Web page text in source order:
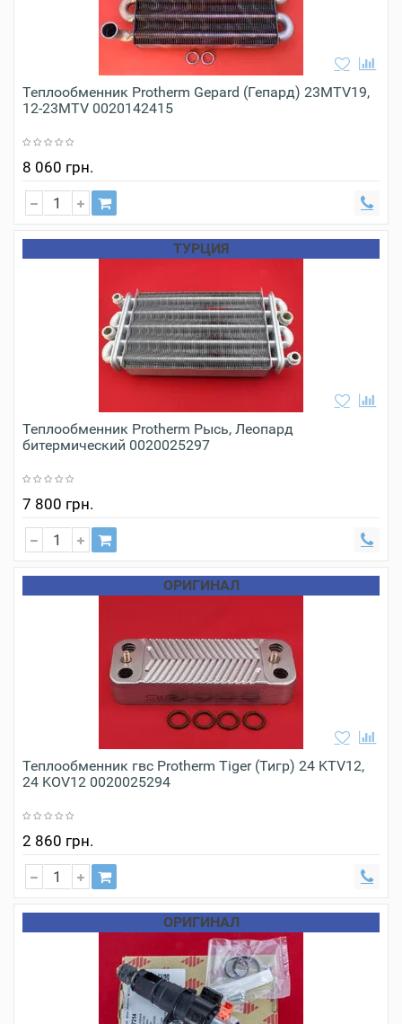
Теплообменник Protherm Gepard (Гепард) 23MTV19,
12-23MTV 0020142415
8 060 грн.
ТУРЦИЯ
Теплообменник Protherm Рысь, Леопард
битермический 0020025297
7 800 грн.
ОРИГИНАЛ
Теплообменник гвс Protherm Tiger (Тигр) 24 KTV12,
24 KOV12 0020025294
2 860 грн.
ОРИГИНАЛ